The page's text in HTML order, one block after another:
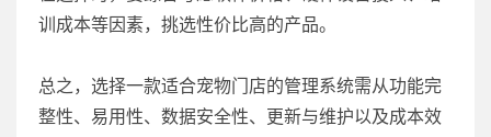
训成本等因素，挑选性价比高的产品。
总之，选择一款适合宠物门店的管理系统需从功能完
整性、易用性、数据安全性、更新与维护以及成本效